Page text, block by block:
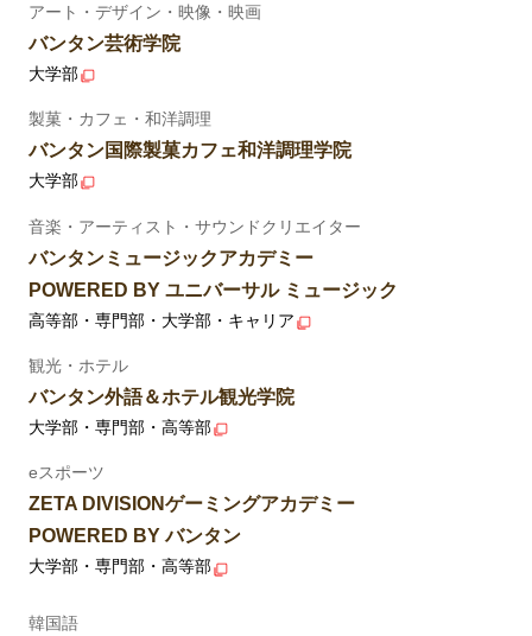
アート・デザイン・映像・映画
バンタン芸術学院
大学部
製菓・カフェ・和洋調理
バンタン国際製菓カフェ和洋調理学院
大学部
音楽・アーティスト・サウンドクリエイター
バンタンミュージックアカデミー
POWERED BY ユニバーサル ミュージック
高等部・専門部・大学部・キャリア
観光・ホテル
バンタン外語＆ホテル観光学院
大学部・専門部・高等部
eスポーツ
ZETA DIVISIONゲーミングアカデミー
POWERED BY バンタン
大学部・専門部・高等部
韓国語